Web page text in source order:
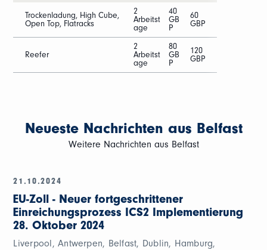
Trockenladung, High Cube,
Open Top, Flatracks
2
Arbeitst
age
40
GB
P
60
GBP
Reefer
2
Arbeitst
age
80
GB
P
120
GBP
Neueste Nachrichten aus Belfast
Weitere Nachrichten aus Belfast
21.10.2024
EU-Zoll - Neuer fortgeschrittener
Einreichungsprozess ICS2 Implementierung
28. Oktober 2024
Liverpool, Antwerpen, Belfast, Dublin, Hamburg,